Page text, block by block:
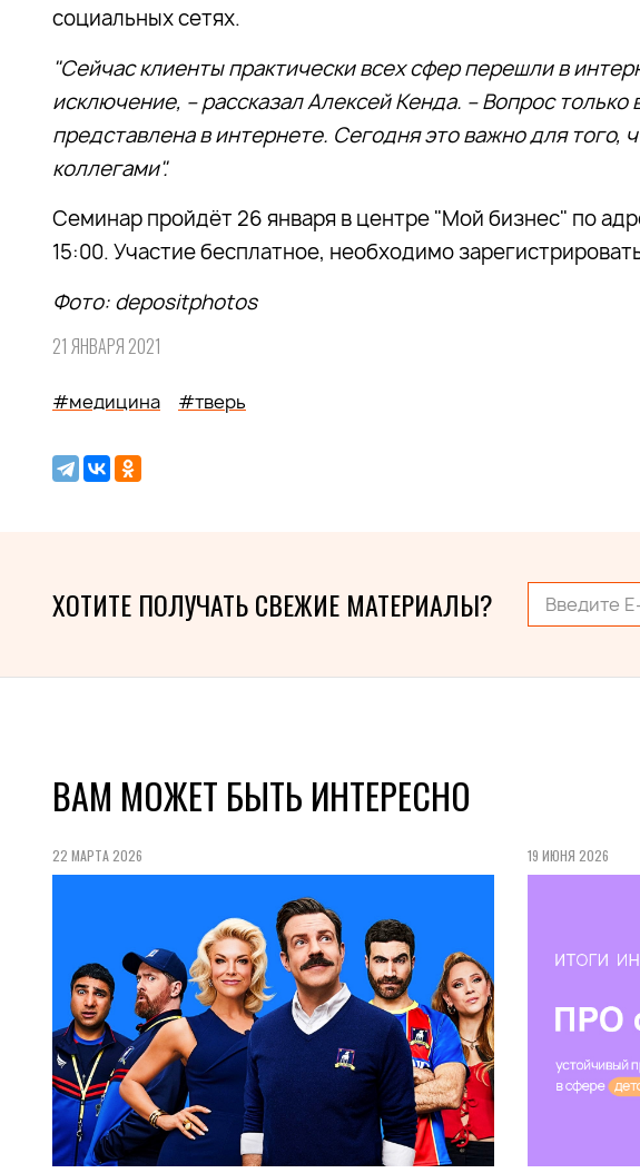
социальных сетях.
"Сейчас клиенты практически всех сфер перешли в
исключение, – рассказал Алексей Кенда. – Вопрос только
представлена в интернете. Сегодня это важно для того,
коллегами".
Семинар пройдёт 26 января в центре "Мой бизнес" по
15:00. Участие бесплатное, необходимо
Фото: depositphotos
21 ЯНВАРЯ 2021
#медицина #тверь
ХОТИТЕ ПОЛУЧАТЬ СВЕЖИЕ МАТЕРИАЛЫ?
ВАМ МОЖЕТ БЫТЬ ИНТЕРЕСНО
22 МАРТА 2026 19 ИЮНЯ 2026